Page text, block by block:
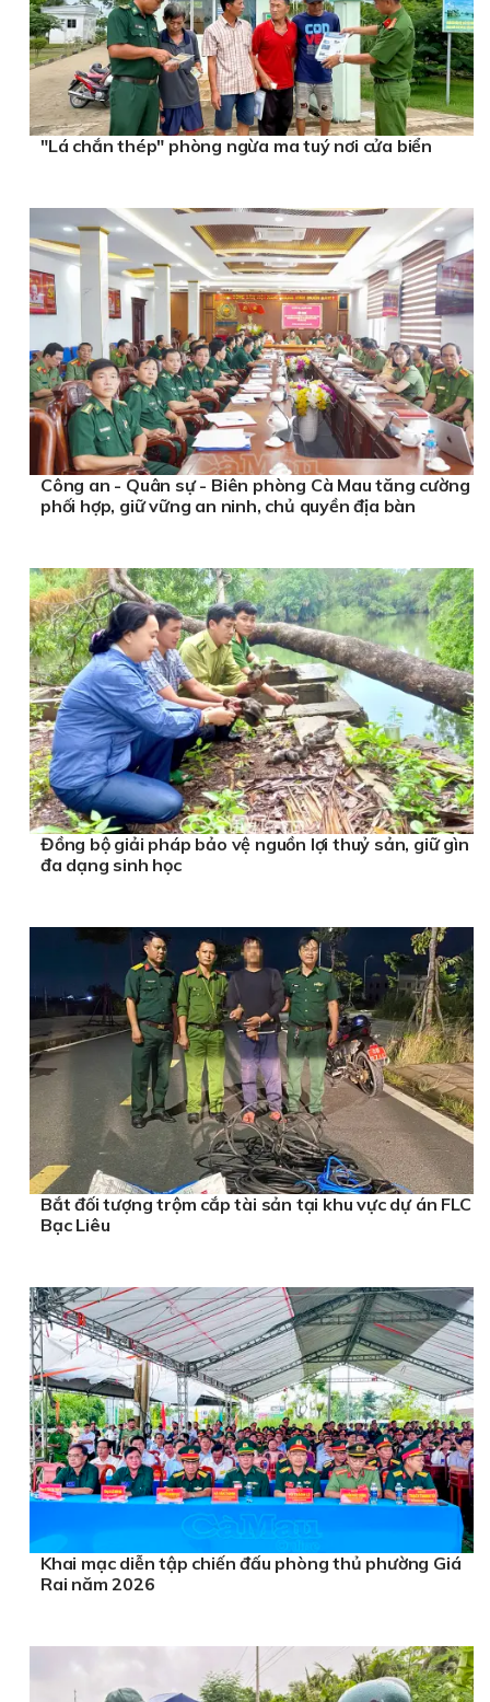
"Lá chắn thép" phòng ngừa ma tuý nơi cửa biển
Công an - Quân sự - Biên phòng Cà Mau tăng cường
phối hợp, giữ vững an ninh, chủ quyền địa bàn
Đồng bộ giải pháp bảo vệ nguồn lợi thuỷ sản, giữ gìn
đa dạng sinh học
Bắt đối tượng trộm cắp tài sản tại khu vực dự án FLC
Bạc Liêu
Khai mạc diễn tập chiến đấu phòng thủ phường Giá
Rai năm 2026